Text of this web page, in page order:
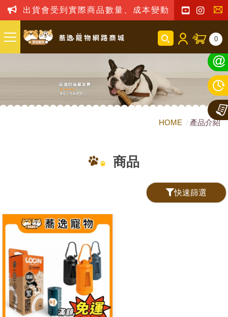
出貨會受到實際商品數量、成本變動之影響，我
聯
我
們
0
HOME 產品介紹
商品
快速篩選